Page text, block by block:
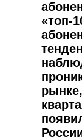
«топ-